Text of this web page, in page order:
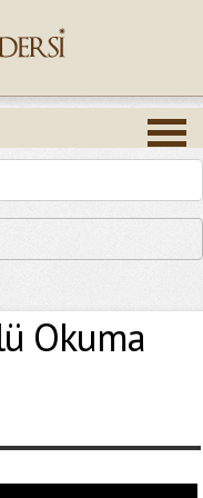
Okuma